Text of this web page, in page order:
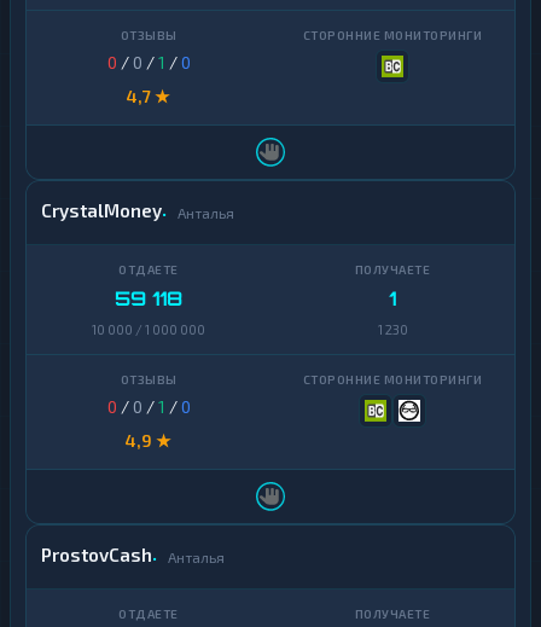
0 / 0 /1 /0
4,7 ★
CrystalMoney Анталья
59 118
10 000 / 1 000 000
1
1 230
0 / 0 /1 /0
4,9 ★
ProstovCash Анталья